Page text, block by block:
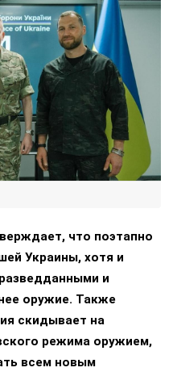
что поэтапно
Украины, хотя и
и
оружие. Также
скидывает на
режима оружием,
всем новым